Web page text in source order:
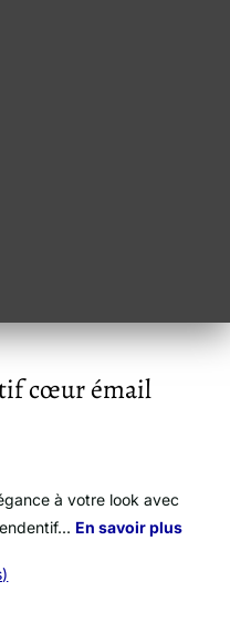
cœur émail
à votre look avec
En savoir plus